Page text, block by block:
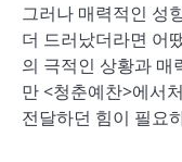
그러나 매력적인 성
더 드러났더라면 어
의 극적인 상황과 매
만 <청춘예찬>에서
전달하던 힘이 필요